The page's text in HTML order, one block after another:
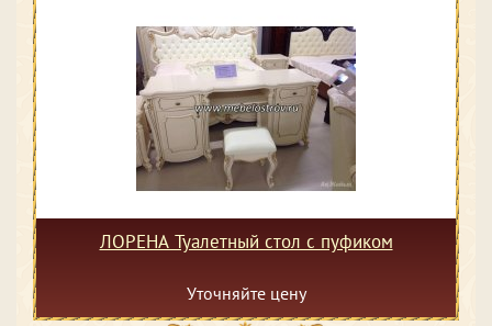
ЛОРЕНА Туалетный стол с пуфиком
Уточняйте цену